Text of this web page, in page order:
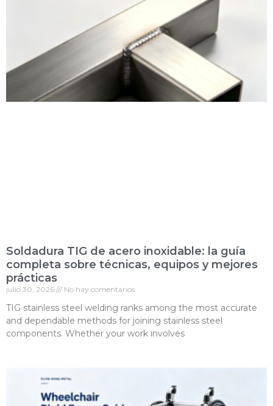
Soldadura TIG de acero inoxidable: la guía
completa sobre técnicas, equipos y mejores
prácticas
julio 30, 2026 No hay comentarios
TIG stainless steel welding ranks among the most accurate
and dependable methods for joining stainless steel
components. Whether your work involves